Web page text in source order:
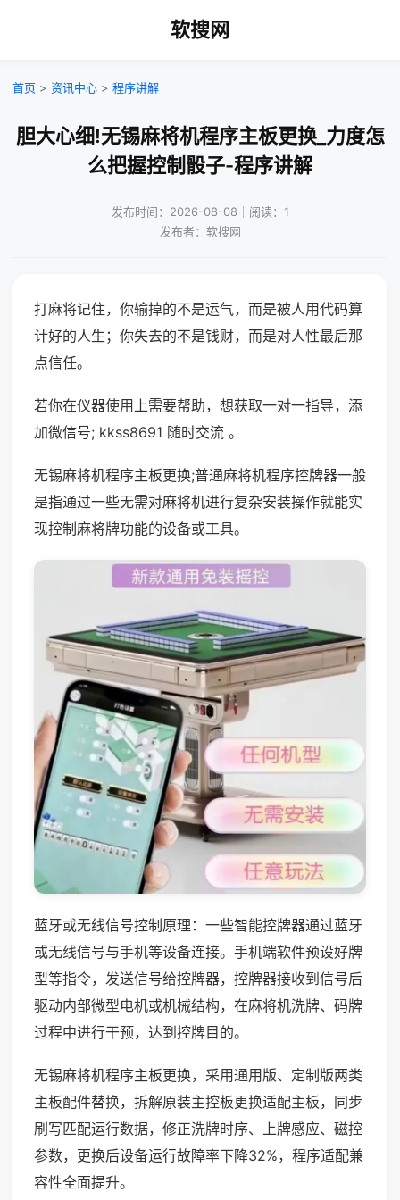
软搜网
首页 > 资讯中心 > 程序讲解
胆大心细!无锡麻将机程序主板更换_力度怎
么把握控制骰子-程序讲解
发布时间：2026-08-08｜阅读：1
发布者：软搜网
打麻将记住，你输掉的不是运气，而是被人用代码算
计好的人生；你失去的不是钱财，而是对人性最后那
点信任。
若你在仪器使用上需要帮助，想获取一对一指导，添
加微信号; kkss8691 随时交流 。
无锡麻将机程序主板更换;普通麻将机程序控牌器一般
是指通过一些无需对麻将机进行复杂安装操作就能实
现控制麻将牌功能的设备或工具。
蓝牙或无线信号控制原理：一些智能控牌器通过蓝牙
或无线信号与手机等设备连接。手机端软件预设好牌
型等指令，发送信号给控牌器，控牌器接收到信号后
驱动内部微型电机或机械结构，在麻将机洗牌、码牌
过程中进行干预，达到控牌目的。
无锡麻将机程序主板更换，采用通用版、定制版两类
主板配件替换，拆解原装主控板更换适配主板，同步
刷写匹配运行数据，修正洗牌时序、上牌感应、磁控
参数，更换后设备运行故障率下降32%，程序适配兼
容性全面提升。